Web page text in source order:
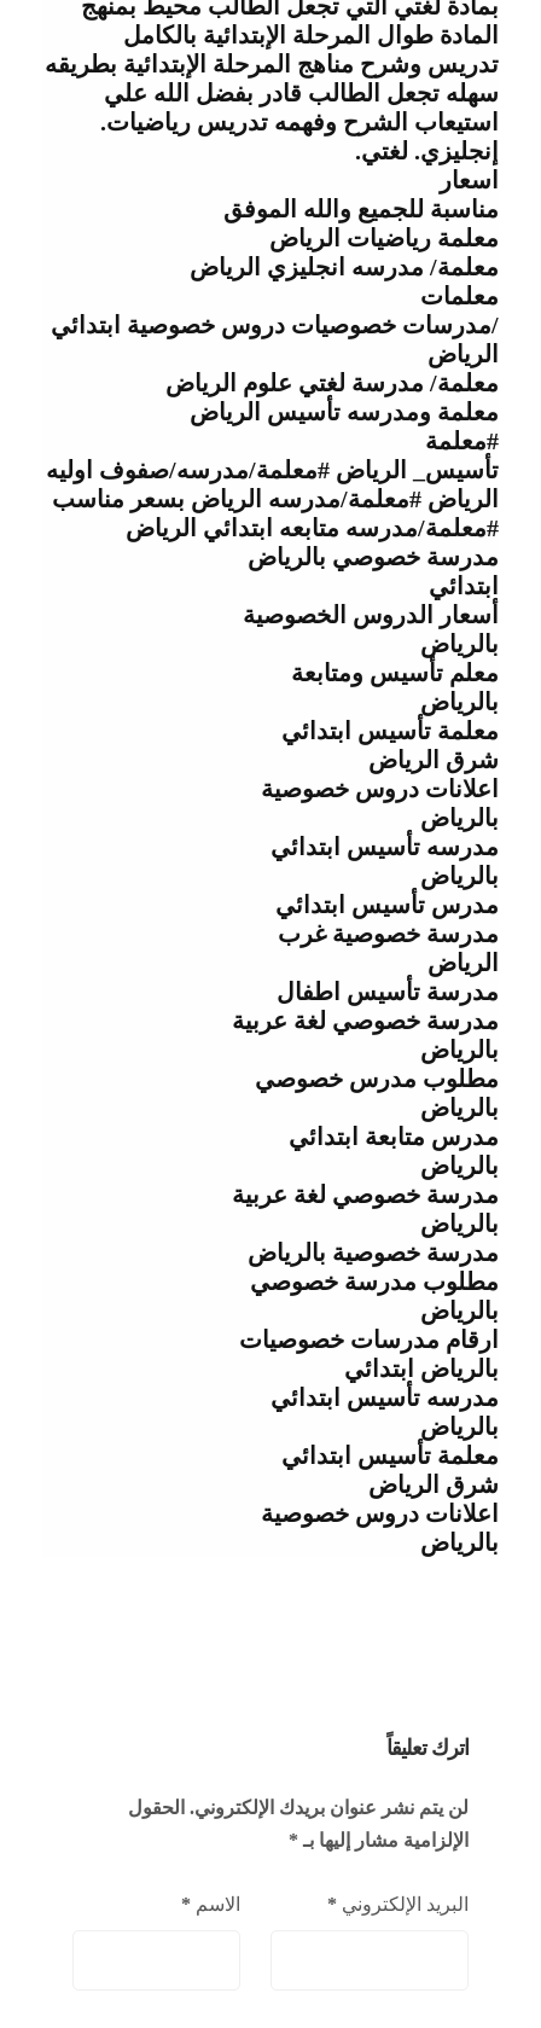
بمادة لغتي التي تجعل الطالب محيط بمنهج
المادة طوال المرحلة اﻹبتدائية بالكامل
تدريس وشرح مناهج المرحلة اﻹبتدائية بطريقه
سهله تجعل الطالب قادر بفضل الله علي
استيعاب الشرح وفهمه تدريس رياضيات.
إنجليزي. لغتي.
اسعار
مناسبة للجميع والله الموفق
معلمة رياضيات الرياض
معلمة/ مدرسه انجليزي الرياض
معلمات
/مدرسات خصوصيات دروس خصوصية ابتدائي
الرياض
معلمة/ مدرسة لغتي علوم الرياض
معلمة ومدرسه تأسيس الرياض
#معلمة
تأسيس_ الرياض #معلمة/مدرسه/صفوف اوليه
الرياض #معلمة/مدرسه الرياض بسعر مناسب
#معلمة/مدرسه متابعه ابتدائي الرياض
مدرسة خصوصي بالرياض
ابتدائي
أسعار الدروس الخصوصية
بالرياض
معلم تأسيس ومتابعة
بالرياض
معلمة تأسيس ابتدائي
شرق الرياض
اعلانات دروس خصوصية
بالرياض
مدرسه تأسيس ابتدائي
بالرياض
مدرس تأسيس ابتدائي
مدرسة خصوصية غرب
الرياض
مدرسة تأسيس اطفال
مدرسة خصوصي لغة عربية
بالرياض
مطلوب مدرس خصوصي
بالرياض
مدرس متابعة ابتدائي
بالرياض
مدرسة خصوصي لغة عربية
بالرياض
مدرسة خصوصية بالرياض
مطلوب مدرسة خصوصي
بالرياض
ارقام مدرسات خصوصيات
بالرياض ابتدائي
مدرسه تأسيس ابتدائي
بالرياض
معلمة تأسيس ابتدائي
شرق الرياض
اعلانات دروس خصوصية
بالرياض
اترك تعليقاً
لن يتم نشر عنوان بريدك الإلكتروني. الحقول
الإلزامية مشار إليها بـ *
الاسم * البريد الإلكتروني *